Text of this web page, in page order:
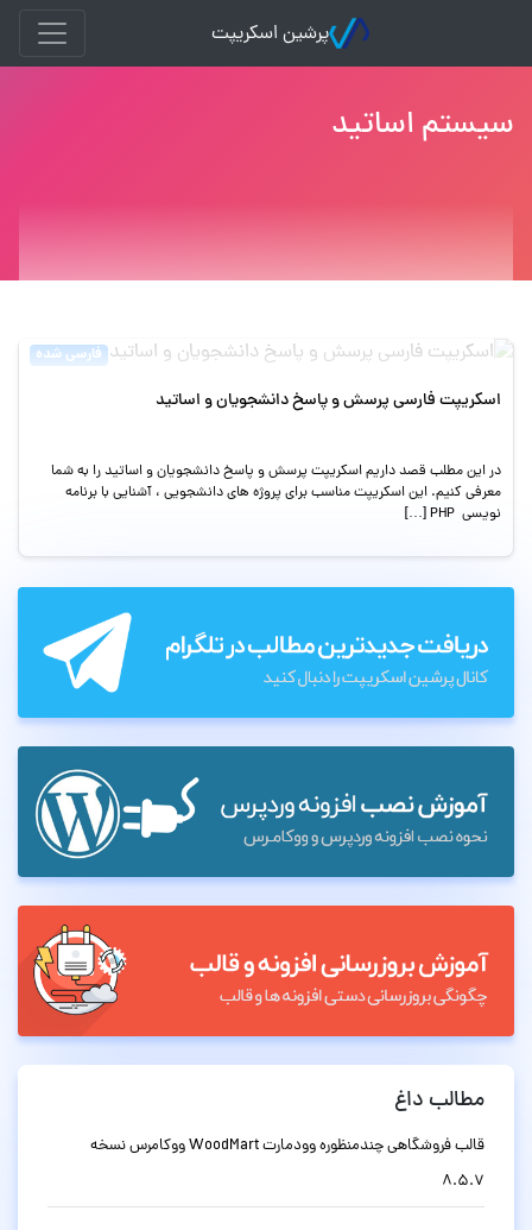
پرشین اسکریپت
سیستم اساتید
فارسی شده
اسکریپت فارسی پرسش و پاسخ دانشجویان و اساتید
در این مطلب قصد داریم اسکریپت پرسش و پاسخ دانشجویان و اساتید را به شما
معرفی کنیم. این اسکریپت مناسب برای پروژه های دانشجویی ، آشنایی با برنامه
نویسی PHP […]
مطالب داغ
قالب فروشگاهی چندمنظوره وودمارت WoodMart ووکامرس نسخه
8.5.7